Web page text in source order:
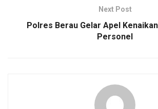
Next Post
Polres Berau Gelar Apel
Personel